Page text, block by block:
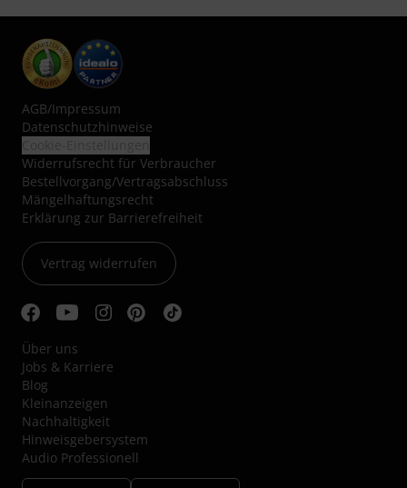
AGB/Impressum
Datenschutzhinweise
Widerrufsrecht für Verbraucher
Bestellvorgang/Vertragsabschluss
Mängelhaftungsrecht
Erklärung zur Barrierefreiheit
Vertrag widerrufen
Über uns
Jobs & Karriere
Blog
Kleinanzeigen
Nachhaltigkeit
Hinweisgebersystem
Audio Professionell